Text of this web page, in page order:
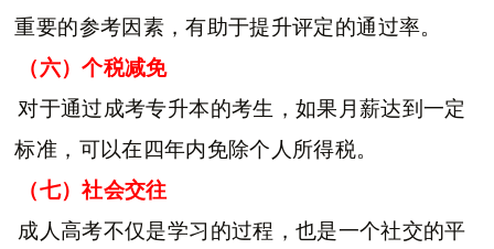
重要的参考因素，有助于提升评定的通过率。
（六）个税减免
对于通过成考专升本的考生，如果月薪达到一定
标准，可以在四年内免除个人所得税。
（七）社会交往
成人高考不仅是学习的过程，也是一个社交的平